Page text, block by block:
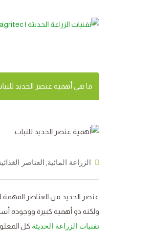
ما هي
ما هي أهمية عنصر الحديد
الزراعة المائية العناصر
عنصر الحديد من العناصر المهمة
ولكنه ذو أهمية كبيرة ووجوده
تقنيات الزراعة الحديثة كل